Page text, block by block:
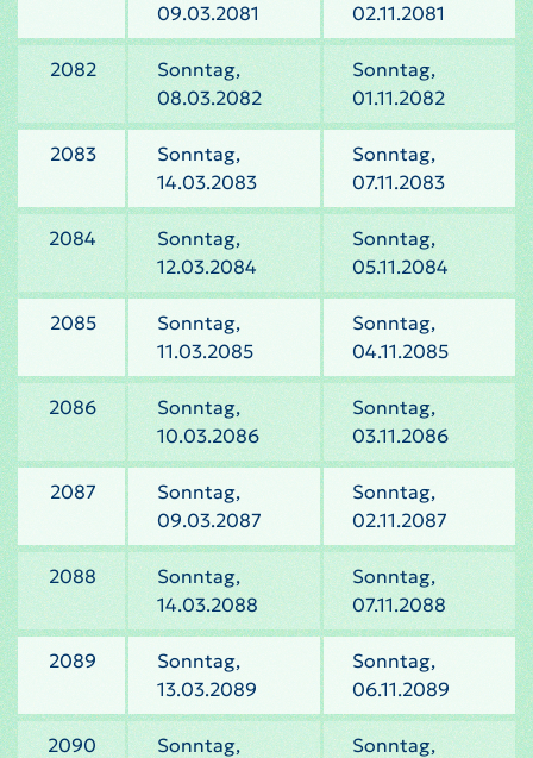
09.03.2081
02.11.2081
2082
Sonntag,
08.03.2082
Sonntag,
01.11.2082
2083
Sonntag,
14.03.2083
Sonntag,
07.11.2083
2084
Sonntag,
12.03.2084
Sonntag,
05.11.2084
2085
Sonntag,
11.03.2085
Sonntag,
04.11.2085
2086
Sonntag,
10.03.2086
Sonntag,
03.11.2086
2087
Sonntag,
09.03.2087
Sonntag,
02.11.2087
2088
Sonntag,
14.03.2088
Sonntag,
07.11.2088
2089
Sonntag,
13.03.2089
Sonntag,
06.11.2089
2090
Sonntag,
Sonntag,